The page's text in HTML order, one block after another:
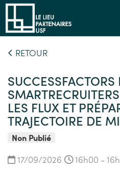
RETOUR
SUCCESSFACTORS
LES FLUX ET
TRAJECTOIRE DE
Non Publié
17/09/2026 16h00 -